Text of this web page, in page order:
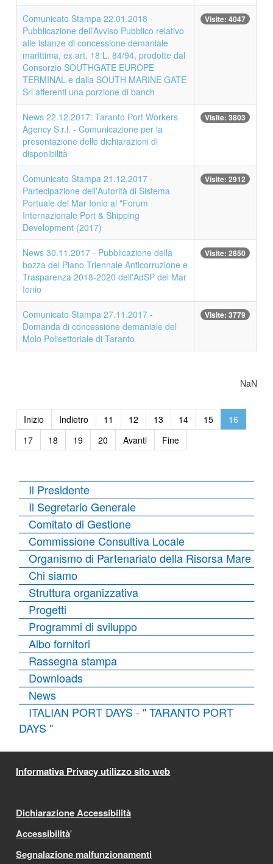
Comunicato Stampa 22.01.2018 -
Pubblicazione dell’Avviso Pubblico relativo
alle istanze di concessione demaniale
marittima, ex art. 18 L. 84/94, prodotte dal
Consorzio SOUTHGATE EUROPE
TERMINAL e dalla SOUTH MARINE GATE
Srl afferenti una porzione di banch
Visite: 4047
News 22.12.2017: Taranto Port Workers
Agency S.r.l. - Comunicazione per la
presentazione delle dichiarazioni di
disponibilità
Visite: 3803
Comunicato Stampa 21.12.2017 -
Partecipazione dell'Autorità di Sistema
Portuale del Mar Ionio al "Forum
Internazionale Port & Shipping
Development (2017)
Visite: 2912
News 30.11.2017 - Pubblicazione della
bozza del Piano Triennale Anticorruzione e
Trasparenza 2018-2020 dell'AdSP del Mar
Ionio
Visite: 2850
Comunicato Stampa 27.11.2017 -
Domanda di concessione demaniale del
Molo Polisettoriale di Taranto
Visite: 3779
NaN
Inizio Indietro 11 12 13 14 15
16
17
18 19 20 Avanti Fine
Il Presidente
Il Segretario Generale
Comitato di Gestione
Commissione Consultiva Locale
Organismo di Partenariato della Risorsa Mare
Chi siamo
Struttura organizzativa
Progetti
Programmi di sviluppo
Albo fornitori
Rassegna stampa
Downloads
News
ITALIAN PORT DAYS - " TARANTO PORT
DAYS "
Informativa Privacy utilizzo sito web
Dichiarazione Accessibilità
Accessibilità'
Segnalazione malfunzionamenti